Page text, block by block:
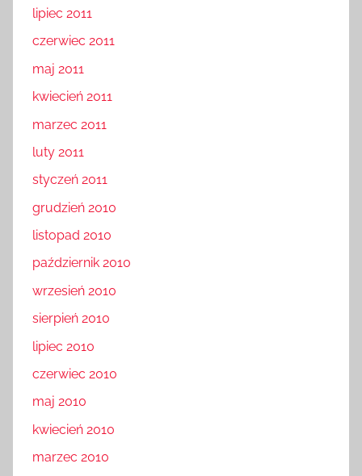
lipiec 2011
czerwiec 2011
maj 2011
kwiecień 2011
marzec 2011
luty 2011
styczeń 2011
grudzień 2010
listopad 2010
październik 2010
wrzesień 2010
sierpień 2010
lipiec 2010
czerwiec 2010
maj 2010
kwiecień 2010
marzec 2010